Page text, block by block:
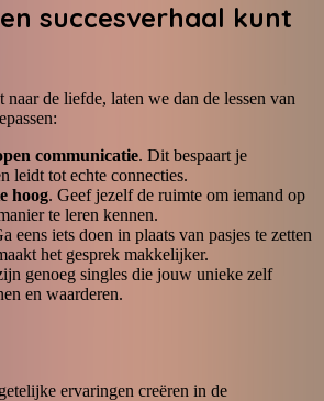
succesverhaal kunt
de liefde, laten we dan de lessen van
communicatie. Dit bespaart je
leidt tot echte connecties.
hoog. Geef jezelf de ruimte om iemand op
te leren kennen.
eens iets doen in plaats van pasjes te zetten
het gesprek makkelijker.
genoeg singles die jouw unieke zelf
en waarderen.
ervaringen creëren in de